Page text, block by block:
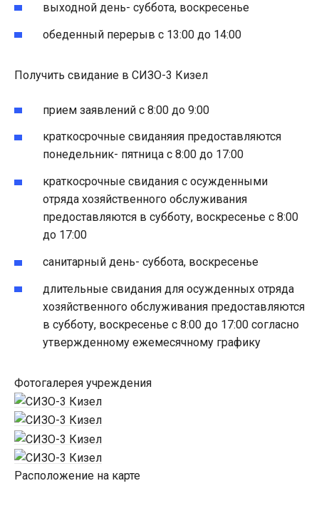
выходной день- суббота, воскресенье
обеденный перерыв с 13:00 до 14:00
Получить свидание в СИЗО-3 Кизел
прием заявлений с 8:00 до 9:00
краткосрочные свиданяия предоставляются
понедельник- пятница с 8:00 до 17:00
краткосрочные свидания с осужденными
отряда хозяйственного обслуживания
предоставляются в субботу, воскресенье с 8:00
до 17:00
санитарный день- суббота, воскресенье
длительные свидания для осужденных отряда
хозяйственного обслуживания предоставляются
в субботу, воскресенье с 8:00 до 17:00 согласно
утвержденному ежемесячному графику
Фотогалерея учреждения
Расположение на карте